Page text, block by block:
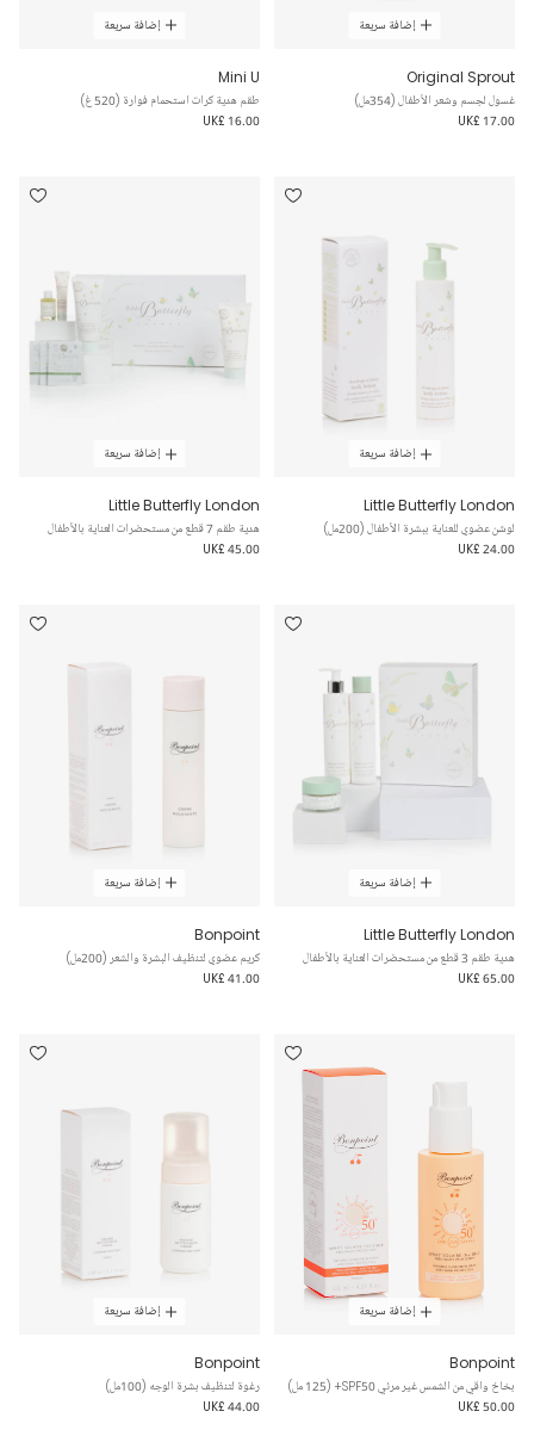
إضافة سريعة
Original Sprout
غسول لجسم وشعر الأطفال (354مل)
UK£ 17.00
إضافة سريعة
Mini U
طقم هدية كرات استحمام فوارة (520 غ)
UK£ 16.00
إضافة سريعة
Little Butterfly London
لوشن عضوي للعناية ببشرة الأطفال (200مل)
UK£ 24.00
إضافة سريعة
Little Butterfly London
هدية طقم 7 قطع من مستحضرات العناية بالأطفال
UK£ 45.00
إضافة سريعة
Little Butterfly London
هدية طقم 3 قطع من مستحضرات العناية بالأطفال
UK£ 65.00
إضافة سريعة
Bonpoint
كريم عضوي لتنظيف البشرة والشعر (200مل)
UK£ 41.00
إضافة سريعة
Bonpoint
بخاخ واقي من الشمس غير مرئي SPF50+ (125 مل)
UK£ 50.00
إضافة سريعة
Bonpoint
رغوة لتنظيف بشرة الوجه (100مل)
UK£ 44.00